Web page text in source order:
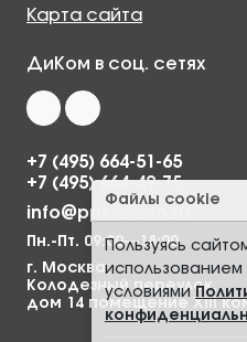
Файлы cookie
Пользуясь
условиями
Карта сайта
ДиКом в соц. сетях
+7 (495) 664-51-65
+7 (495) 664-49-75
info@ppkdikom.ru
Пн.-Пт. 09:00—18:00
г. Москва,
Колодезный переулок,
дом 14 помещение XIII